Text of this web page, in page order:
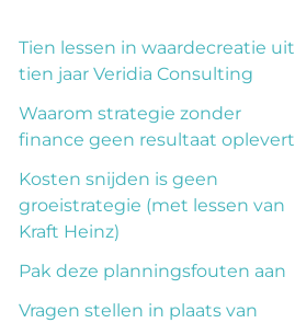
Tien lessen in waardecreatie uit
tien jaar Veridia Consulting
Waarom strategie zonder
finance geen resultaat oplevert
Kosten snijden is geen
groeistrategie (met lessen van
Kraft Heinz)
Pak deze planningsfouten aan
Vragen stellen in plaats van